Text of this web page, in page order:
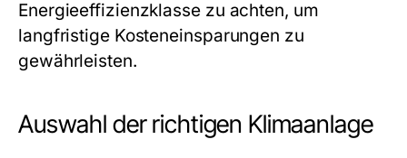
Energieeffizienzklasse zu achten, um
langfristige Kosteneinsparungen zu
gewährleisten.
Auswahl der richtigen Klimaanlage